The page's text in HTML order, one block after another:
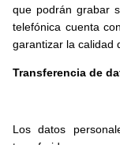
que podrán grabar
telefónica cuenta
garantizar la calidad
Transferencia de
Los datos